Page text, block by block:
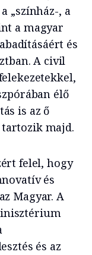
„színház-, a
a magyar
és
A civil
élő
is az ő
majd.
felel, hogy
és
Magyar. A
és az